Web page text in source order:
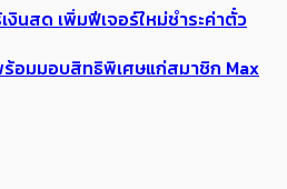
งินสด เพิ่มฟีเจอร์ใหม่ชำระค่าตั๋ว
อมมอบสิทธิพิเศษแก่สมาชิก Max